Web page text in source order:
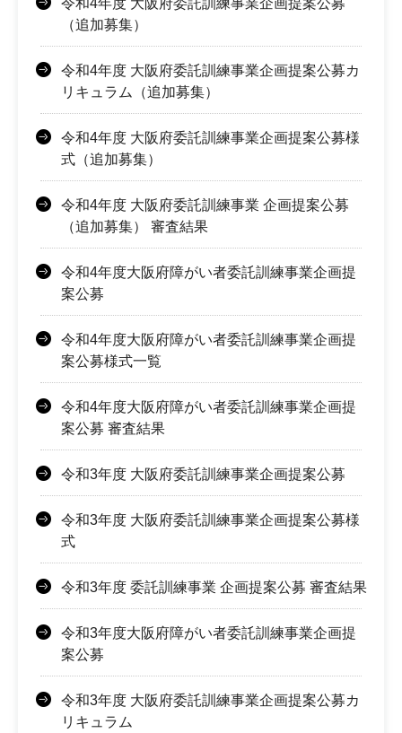
（追加募集）
令和4年度 大阪府委託訓練事業企画提案公募カ
リキュラム（追加募集）
令和4年度 大阪府委託訓練事業企画提案公募様
式（追加募集）
令和4年度 大阪府委託訓練事業 企画提案公募
（追加募集） 審査結果
令和4年度大阪府障がい者委託訓練事業企画提
案公募
令和4年度大阪府障がい者委託訓練事業企画提
案公募様式一覧
令和4年度大阪府障がい者委託訓練事業企画提
案公募 審査結果
令和3年度 大阪府委託訓練事業企画提案公募
令和3年度 大阪府委託訓練事業企画提案公募様
式
令和3年度 委託訓練事業 企画提案公募 審査結果
令和3年度大阪府障がい者委託訓練事業企画提
案公募
令和3年度 大阪府委託訓練事業企画提案公募カ
リキュラム